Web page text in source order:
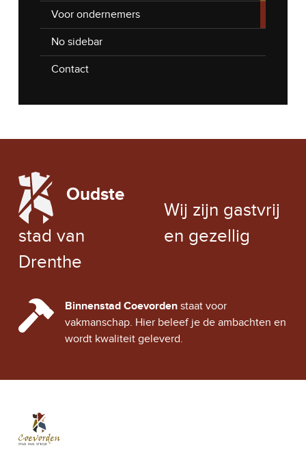
Voor ondernemers
No sidebar
Contact
LOCAL WEATHER
Oudste
stad van
Drenthe
Wij zijn gastvrij
en gezellig
CINDY CITY HALL Binnenstad Coevordenstaat voor
vakmanschap. Hier beleef je de ambachten en
wordt kwaliteit geleverd.
Stad Coevorden
STAD VAN STRIJD